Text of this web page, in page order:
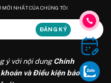
NHẤT CỦA CHÚNG TÔI
ý với nội dungChính
và Điều kiện bảo